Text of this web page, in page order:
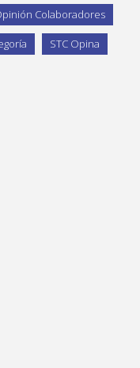
Colaboradores
STC Opina